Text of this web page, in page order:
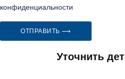
конфиденциальности
ОТПРАВИТЬ ⟶
Уточнить